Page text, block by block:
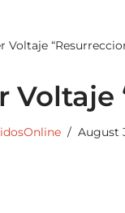
Voltaje
Voltaje
August